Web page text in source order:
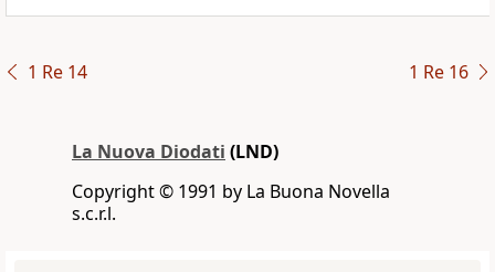
1 Re 14 1 Re 16
La Nuova Diodati (LND)
Copyright © 1991 by La Buona Novella
s.c.r.l.